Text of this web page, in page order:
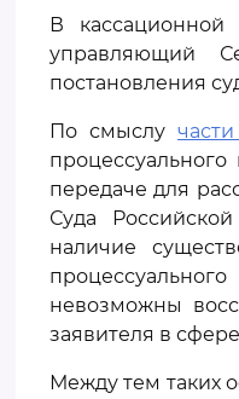
В
управляющий
постановления
По смыслу части
передаче для
Суда
наличие
невозможны
заявителя в
Между тем таких